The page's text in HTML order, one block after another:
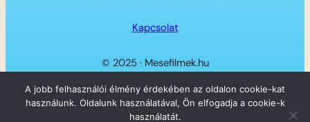
Kapcsolat
© 2025 · Mesefilmek.hu
Twitter
Instagram
LinkedIn
Facebook
A jobb felhasználói élmény érdekében az oldalon cookie-kat
használunk. Oldalunk használatával, Ön elfogadja a cookie-k
használatát.